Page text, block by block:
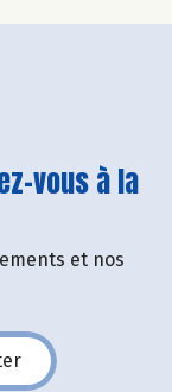
vous à la
et nos